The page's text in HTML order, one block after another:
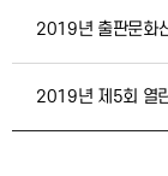
2019년 출판문화